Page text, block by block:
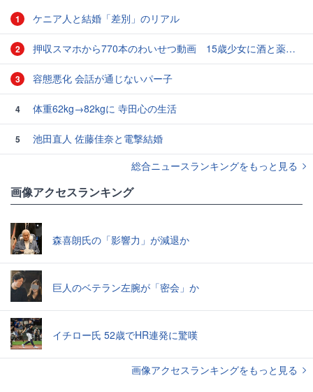
1 ケニア人と結婚「差別」のリアル
2 押収スマホから770本のわいせつ動画 15歳少女に酒と薬飲ませ性的暴行か 54歳男を再逮捕 「薬もありますよ」とSNSで誘い出し
3 容態悪化 会話が通じないパー子
4 体重62kg→82kgに 寺田心の生活
5
池田直人 佐藤佳奈と電撃結婚
総合ニュースランキングをもっと見る
画像アクセスランキング
森喜朗氏の「影響力」が減退か
巨人のベテラン左腕が「密会」か
イチロー氏 52歳でHR連発に驚嘆
画像アクセスランキングをもっと見る